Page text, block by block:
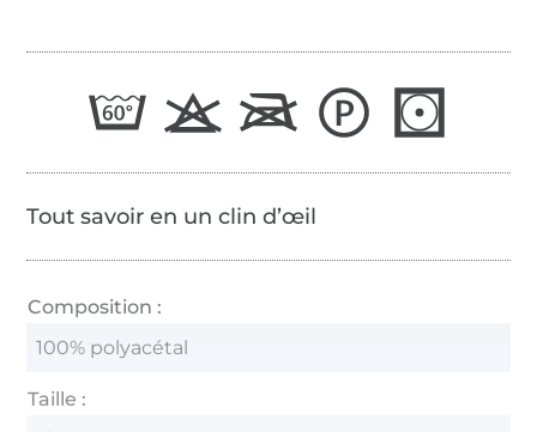
Tout savoir en un clin d’œil
Composition :
100% polyacétal
Taille :